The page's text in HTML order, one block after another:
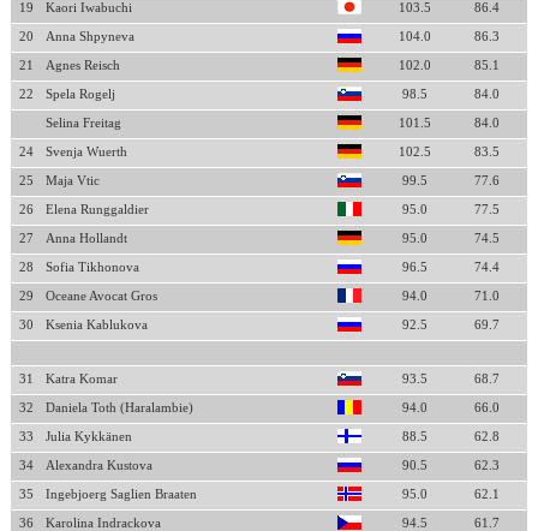
19 Kaori Iwabuchi 103.5 86.4
20 Anna Shpyneva 104.0 86.3
21 Agnes Reisch 102.0 85.1
22 Spela Rogelj 98.5 84.0
Selina Freitag 101.5 84.0
24 Svenja Wuerth 102.5 83.5
25 Maja Vtic 99.5 77.6
26 Elena Runggaldier 95.0 77.5
27 Anna Hollandt 95.0 74.5
28 Sofia Tikhonova 96.5 74.4
29 Oceane Avocat Gros 94.0 71.0
30 Ksenia Kablukova 92.5 69.7
31 Katra Komar 93.5 68.7
32 Daniela Toth (Haralambie) 94.0 66.0
33 Julia Kykkänen 88.5 62.8
34 Alexandra Kustova 90.5 62.3
35 Ingebjoerg Saglien Braaten 95.0 62.1
36 Karolina Indrackova 94.5 61.7